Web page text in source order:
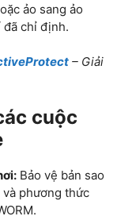
ảo sang ảo
đã chỉ định.
– Giải
cuộc
Bảo vệ bản sao
phương thức